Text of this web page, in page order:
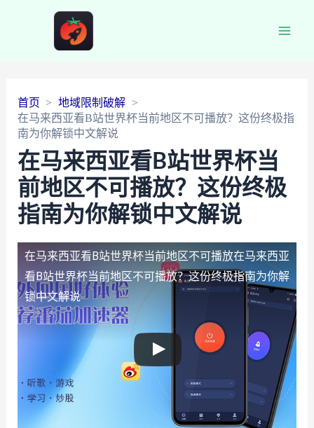
首页
地域限制破解
在马来西亚看B站世界杯当前地区不可播放？这份终极指
南为你解锁中文解说
在马来西亚看B站世界杯当
前地区不可播放？这份终极
指南为你解锁中文解说
在马来西亚看B站世界杯当前地区不可播放在马来西亚
看B站世界杯当前地区不可播放？这份终极指南为你解
锁中文解说